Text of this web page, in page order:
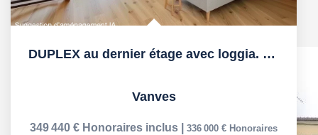
DUPLEX au dernier étage avec loggia. Cave et Parking inclus.
Vanves
349 440 € Honoraires inclus 336 000 € Honoraires